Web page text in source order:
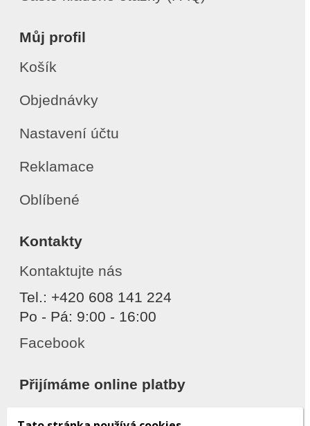
Můj profil
Košík
Objednávky
Nastavení účtu
Reklamace
Oblíbené
Kontakty
Kontaktujte nás
Tel.: +420 608 141 224
Po - Pá: 9:00 - 16:00
Facebook
Přijímáme online platby